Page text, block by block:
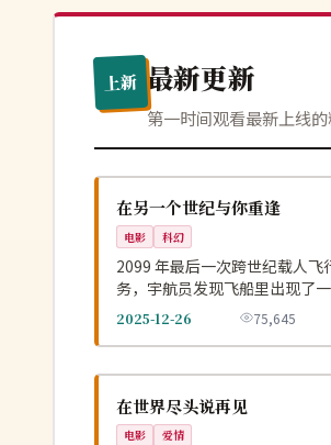
上新 最新更新
第一时间观看最新上线
美国
在另一个世纪与你重逢
电影 科幻
2099 年最后一次跨世纪载人飞
务，宇航员发现飞船里出现了
应在 1999 年死去的旅伴。
2025-12-26 75,645
日本
在世界尽头说再见
电影 爱情